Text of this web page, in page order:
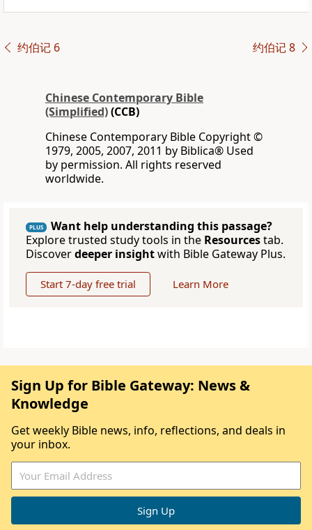
约伯记 6 约伯记 8
Chinese Contemporary Bible
(Simplified)(CCB)
Chinese Contemporary Bible Copyright ©
1979, 2005, 2007, 2011 by Biblica® Used
by permission. All rights reserved
worldwide.
PLUS
Want help understanding this passage?
Explore trusted study tools in the Resourcestab.
Discoverdeeper insightwith Bible Gateway Plus.
Start 7-day free trial Learn More
Sign Up for Bible Gateway: News &
Knowledge
Get weekly Bible news, info, reflections, and deals in
your inbox.